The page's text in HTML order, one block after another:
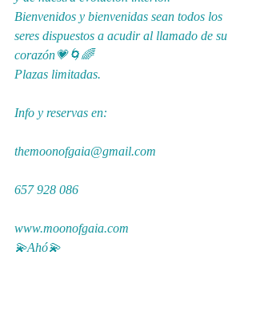
Bienvenidos y bienvenidas sean todos los
seres dispuestos a acudir al llamado de su
corazón💗🌀🌈
Plazas limitadas.
Info y reservas en:
themoonofgaia@gmail.com
657 928 086
www.moonofgaia.com
💫Ahó💫